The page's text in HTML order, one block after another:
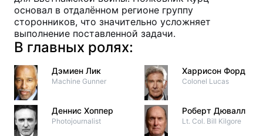
основал в отдалённом регионе группу
сторонников, что значительно усложняет
выполнение поставленной задачи.
В главных ролях:
Дэмиен Лик
Machine Gunner
Деннис Хоппер
Photojournalist
Харрисон Форд
Colonel Lucas
Роберт Дювалл
Lt. Col. Bill Kilgore